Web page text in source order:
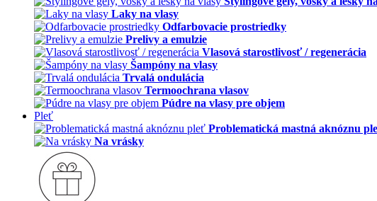
Laky na vlasy
Odfarbovacie prostriedky
Prelivy a emulzie
Vlasová starostlivosť / regenerácia
Šampóny na vlasy
Trvalá ondulácia
Termoochrana vlasov
Púdre na vlasy pre objem
Pleť
Problematická mastná aknóznu
Na vrásky